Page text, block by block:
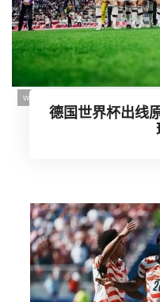
德国世界杯出线